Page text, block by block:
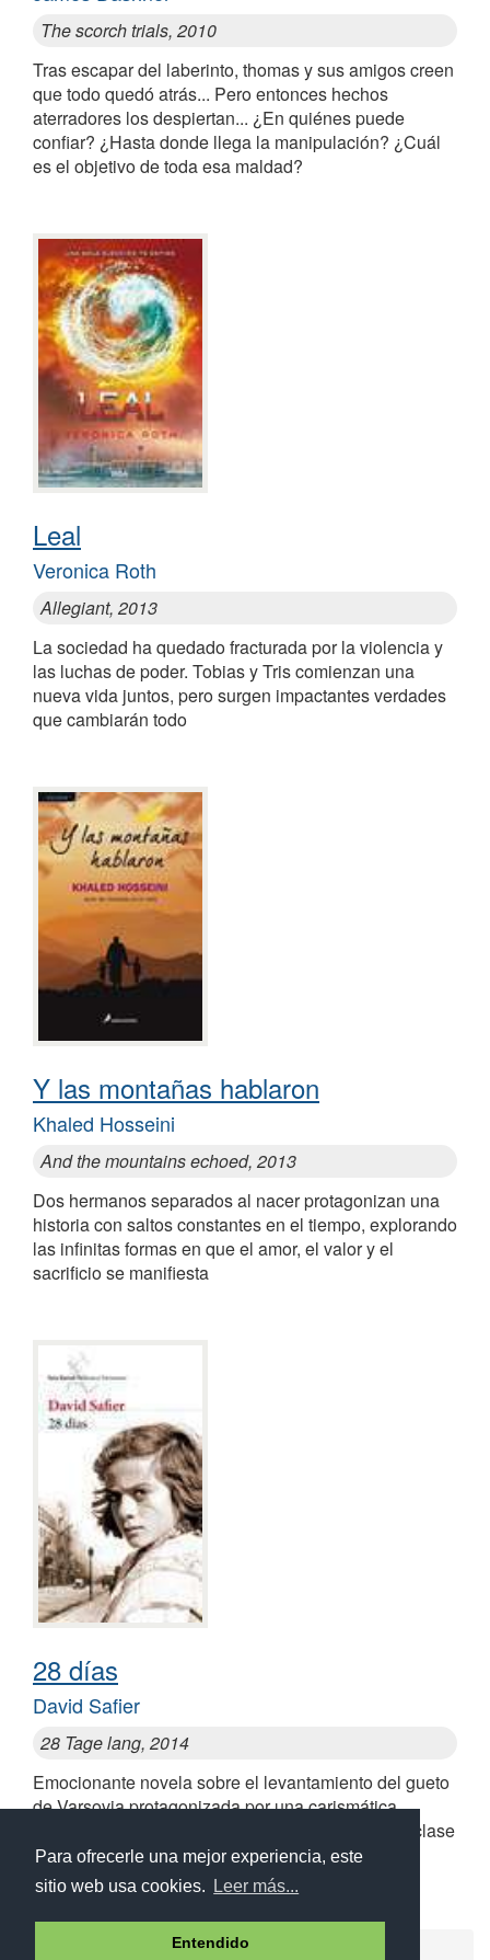
Para ofrecerle una mejor experiencia, este
sitio web usa cookies.
Leer más...
Entendido
The scorch trials, 2010
Tras escapar del laberinto, thomas y sus amigos creen
que todo quedó atrás... Pero entonces hechos
aterradores los despiertan... ¿En quiénes puede
confiar? ¿Hasta donde llega la manipulación? ¿Cuál
es el objetivo de toda esa maldad?
Leal
Veronica Roth
Allegiant, 2013
La sociedad ha quedado fracturada por la violencia y
las luchas de poder. Tobias y Tris comienzan una
nueva vida juntos, pero surgen impactantes verdades
que cambiarán todo
Y las montañas hablaron
Khaled Hosseini
And the mountains echoed, 2013
Dos hermanos separados al nacer protagonizan una
historia con saltos constantes en el tiempo, explorando
las infinitas formas en que el amor, el valor y el
sacrificio se manifiesta
28 días
David Safier
28 Tage lang, 2014
Emocionante novela sobre el levantamiento del gueto
de Varsovia protagonizada por una carismática
adolescente y una pregunta por responder: ¿qué clase
de persona quieres ser?
Aviso legal